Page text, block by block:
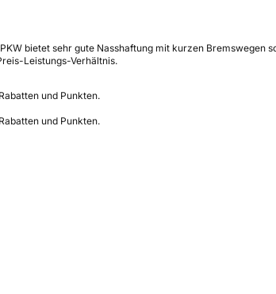
bietet sehr gute Nasshaftung mit kurzen
Leistungs-Verhältnis.
und Punkten.
und Punkten.